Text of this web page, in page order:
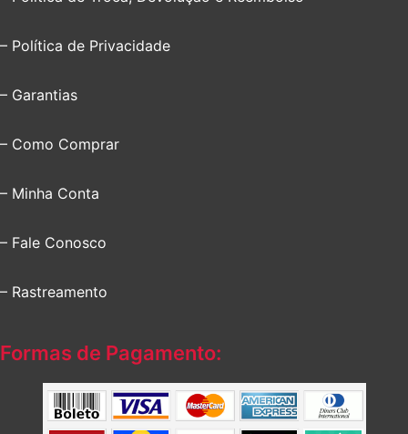
– Política de Privacidade
– Garantias
– Como Comprar
– Minha Conta
– Fale Conosco
– Rastreamento
Formas de Pagamento: